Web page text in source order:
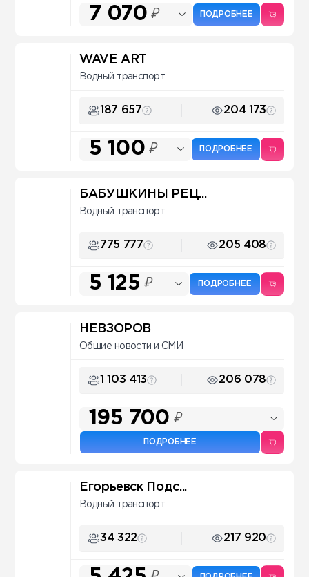
7 070 ₽ ПОДРОБНЕЕ
WAVE ART
Водный транспорт
187 657 204 173
5 100 ₽ ПОДРОБНЕЕ
БАБУШКИНЫ РЕЦ...
Водный транспорт
775 777 205 408
5 125 ₽ ПОДРОБНЕЕ
НЕВЗОРОВ
Общие новости и СМИ
1 103 413 206 078
195 700 ₽
ПОДРОБНЕЕ
Егорьевск Подс...
Водный транспорт
34 322 217 920